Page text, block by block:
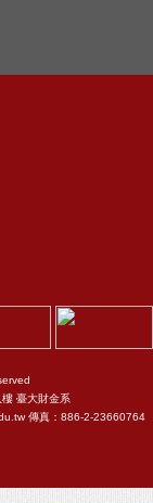
臺大財金系
傳真：886-2-23660764